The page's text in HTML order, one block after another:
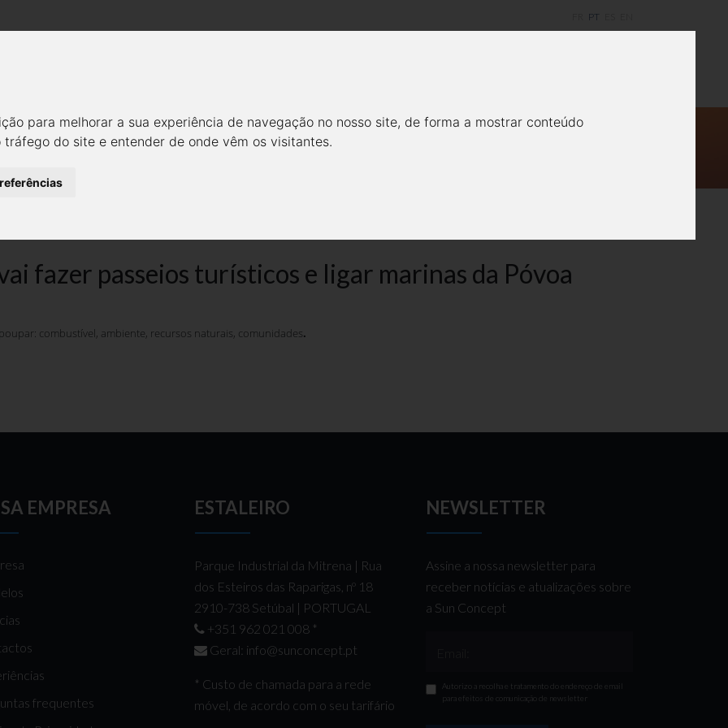
para melhorar a sua experiência de navegação no nosso site, de forma a mostrar conteúdo
do site e entender de onde vêm os visitantes.
PT
VAI FAZER PASSEIOS TURÍSTICOS E LIGAR
MARINAS DA PÓVOA
fazer passeios turísticos e ligar marinas da Póvoa
combustível, ambiente, recursos naturais, comunidades.
EMPRESA
frequentes
ESTALEIRO
Parque Industrial da Mitrena | Rua
dos Esteiros das Raparigas, nº 18
2910-738 Setúbal | PORTUGAL
+351 962 021 008 *
Geral: info@sunconcept.pt
* Custo de chamada para a rede
móvel, de acordo com o seu tarifário
NEWSLETTER
Assine a nossa newsletter para
receber notícias e atualizações sobre
a Sun Concept
Autorizo a recolha e tratamento do endereço de email
para efeitos de comunicação de newsletter